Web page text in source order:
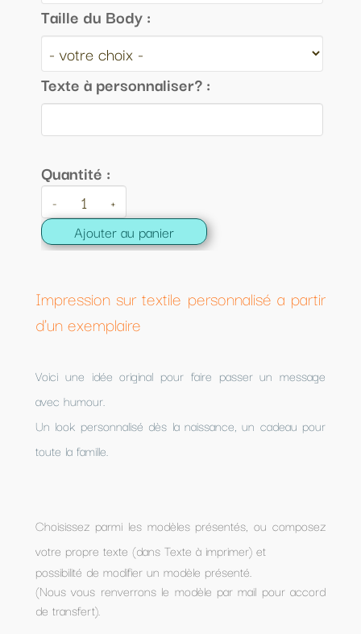
Taille du Body :
Texte à personnaliser? :
Quantité :
- +
Ajouter au panier
Impression sur textile personnalisé a partir
d'un exemplaire
Voici une idée original pour faire passer un message
avec humour.
Un look personnalisé dès la naissance, un cadeau pour
toute la famille.
Choisissez parmi les modèles présentés, ou composez
votre propre texte (dans Texte à imprimer) et
possibilité de modifier un modèle présenté.
(Nous vous renverrons le modèle par mail pour accord
de transfert).